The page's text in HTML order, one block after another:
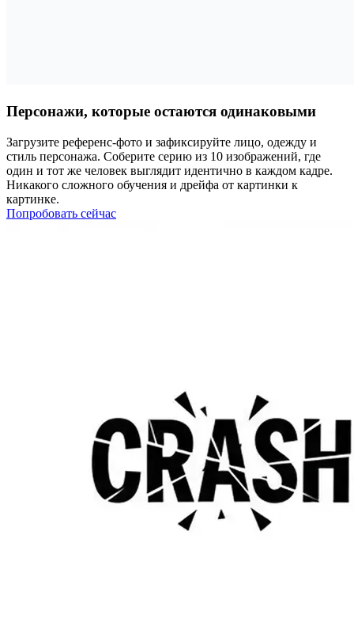
Персонажи, которые остаются одинаковыми
Загрузите референс‑фото и зафиксируйте лицо, одежду и
стиль персонажа. Соберите серию из 10 изображений, где
один и тот же человек выглядит идентично в каждом кадре.
Никакого сложного обучения и дрейфа от картинки к
картинке.
Попробовать сейчас